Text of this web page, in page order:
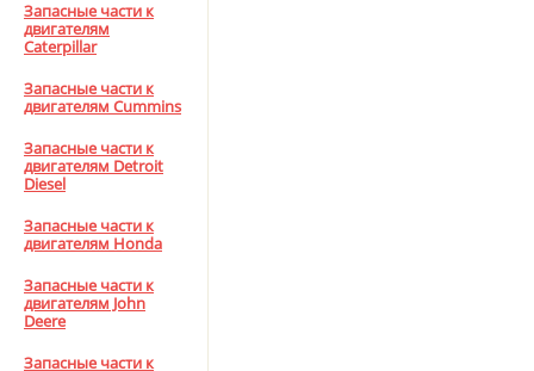
Запасные части к
двигателям
Caterpillar
Запасные части к
двигателям Cummins
Запасные части к
двигателям Detroit
Diesel
Запасные части к
двигателям Honda
Запасные части к
двигателям John
Deere
Запасные части к